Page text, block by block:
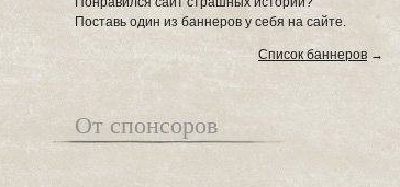
Поставь один из баннеров у себя на сайте.
Список баннеров →
От спонсоров